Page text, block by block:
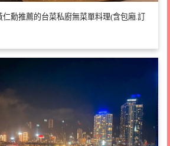
勳推薦的台菜私廚無菜單料理(含包廂.訂